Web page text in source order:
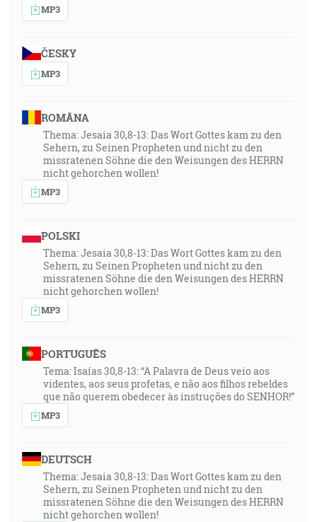
MP3
ČESKY
MP3
ROMÂNA
Thema: Jesaia 30,8-13: Das Wort Gottes kam zu den
Sehern, zu Seinen Propheten und nicht zu den
missratenen Söhne die den Weisungen des HERRN
nicht gehorchen wollen!
MP3
POLSKI
Thema: Jesaia 30,8-13: Das Wort Gottes kam zu den
Sehern, zu Seinen Propheten und nicht zu den
missratenen Söhne die den Weisungen des HERRN
nicht gehorchen wollen!
MP3
PORTUGUÊS
Tema: Isaías 30,8-13: “A Palavra de Deus veio aos
videntes, aos seus profetas, e não aos filhos rebeldes
que não querem obedecer às instruções do SENHOR!”
MP3
DEUTSCH
Thema: Jesaia 30,8-13: Das Wort Gottes kam zu den
Sehern, zu Seinen Propheten und nicht zu den
missratenen Söhne die den Weisungen des HERRN
nicht gehorchen wollen!